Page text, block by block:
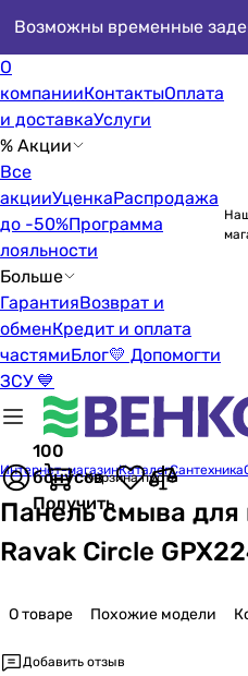
Возможны временные
О
компанииКонтактыОплата
и доставкаУслуги
% Акции
Все
акцииУценкаРаспродажа
до -50%Программа
лояльности
Больше
ГарантияВозврат и
обменКредит и оплата
частямиБлог💛 Допомогти
ЗСУ 💙
100
бонусов
Получить
Корзина пуста
Интернет-магазинКаталогСантехника
Панель смыва для
Ravak Circle
О товаре Похожие модели
Добавить отзыв